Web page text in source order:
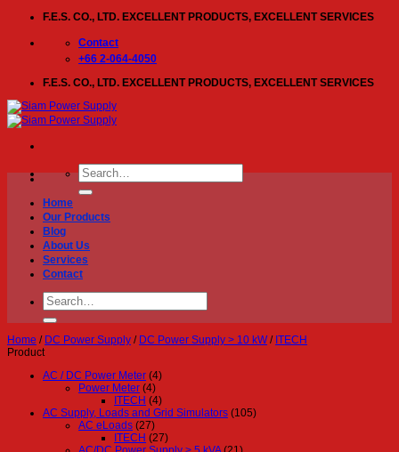
content
F.E.S. CO., LTD. EXCELLENT PRODUCTS, EXCELLENT SERVICES
Contact
+66 2-064-4050
F.E.S. CO., LTD. EXCELLENT PRODUCTS, EXCELLENT SERVICES
Search
for:
Home
Our Products
Blog
About Us
Services
Contact
Search
for:
Home / DC Power Supply / DC Power Supply > 10 kW / ITECH
Product
AC / DC Power Meter (4)
Power Meter (4)
ITECH (4)
AC Supply, Loads and Grid Simulators (105)
AC eLoads (27)
ITECH (27)